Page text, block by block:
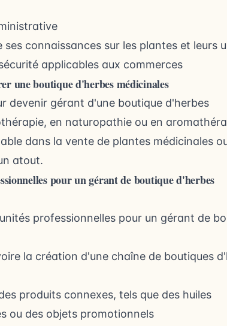
connaissances sur les plantes et leurs
applicables aux commerces
une boutique d'herbes médicinales
devenir gérant d'une boutique d'herbes
en naturopathie ou en
dans la vente de plantes médicinales
atout.
pour un gérant de boutique d'herbes
professionnelles pour un gérant de
la création d'une chaîne de boutiques
produits connexes, tels que des huiles
ou des objets promotionnels